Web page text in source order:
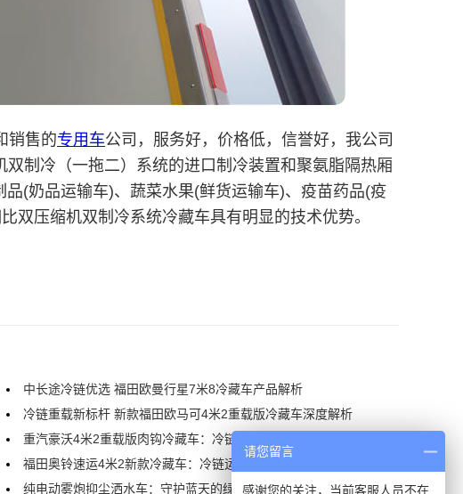
销售的专用车公司，服务好，价格低，信誉好，我公司
制冷（一拖二）系统的进口制冷装置和聚氨脂隔热厢
品(奶品运输车)、蔬菜水果(鲜货运输车)、疫苗药品(疫
双压缩机双制冷系统冷藏车具有明显的技术优势。
中长途冷链优选 福田欧曼行星7米8冷藏车产品解析
冷链重载新标杆 新款福田欧马可4米2重载版冷藏车深度解析
重汽豪沃4米2重载版肉钩冷藏车：冷链运输新利器
福田奥铃速运4米2新款冷藏车：冷链运输新典范
纯电动雾炮抑尘洒水车：守护蓝天的绿色使者
请您留言
感谢您的关注，当前客服人员不在